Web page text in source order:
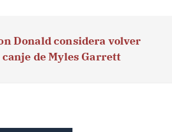
Donald considera volver
de Myles Garrett